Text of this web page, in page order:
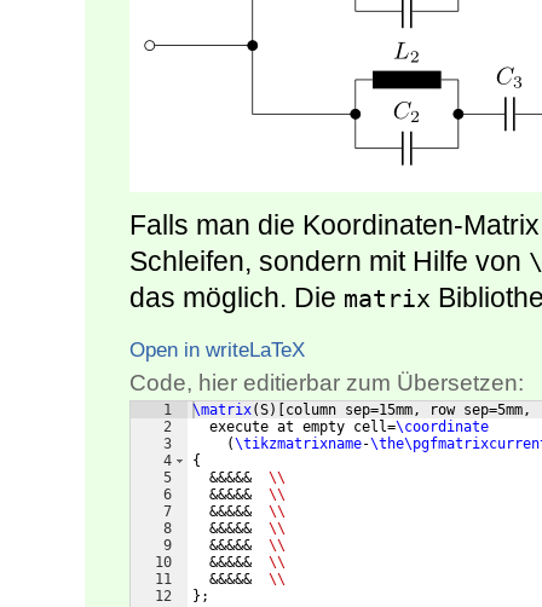
Falls man die Koordinaten-
Schleifen, sondern mit Hilfe von
das möglich. Die matrix
Open in writeLaTeX
Code, hier editierbar zum Übersetzen:
1
2
3
4
5
6
7
8
9
10
11
12
\matrix(S)
column sep=15mm, row sep=5mm,
  execute at empty cell=
\coordinate
(\tikzmatrixname-
{
  &&&&&
\\
  &&&&&
\\
  &&&&&
\\
  &&&&&
\\
  &&&&&
\\
  &&&&&
\\
  &&&&&
\\
} ;